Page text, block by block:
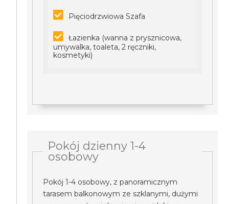
Pięciodrzwiowa Szafa
Łazienka (wanna z prysznicowa,
umywalka, toaleta, 2 ręczniki,
kosmetyki)
Pokój dzienny 1-4
osobowy
Pokój 1-4 osobowy, z panoramicznym
tarasem balkonowym ze szklanymi, dużymi